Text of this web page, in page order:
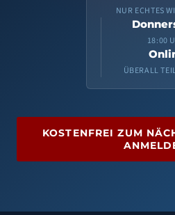
NUR ECHTES
18:00
ÜBERALL
KOSTENFREI ZUM